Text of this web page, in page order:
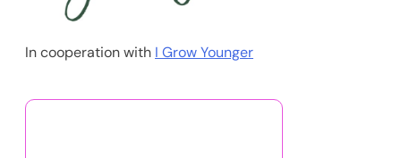
In cooperation with I Grow Younger